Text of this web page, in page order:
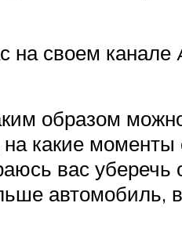
на своем
образом
какие моменты
вас уберечь
автомобиль,